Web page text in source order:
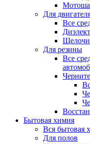
Для
Все
Для резины
Все
Бытовая химия
Вся бытовая
Для полов